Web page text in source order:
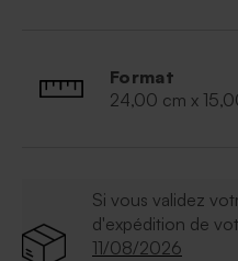
Format
24,00 cm x
Si vous validez
d'expédition de
11/08/2026